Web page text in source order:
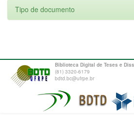
Tipo de documento
Biblioteca Digital de Teses e
(81) 3320-6179
bdtd.bc@ufrpe.br